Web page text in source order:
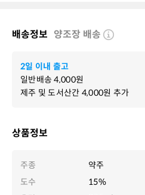
상품정보
주종
약주
도수
15%
배송정보 양조장 배송
2일 이내 출고
일반배송4,000원
제주 및 도서산간 4,000원 추가